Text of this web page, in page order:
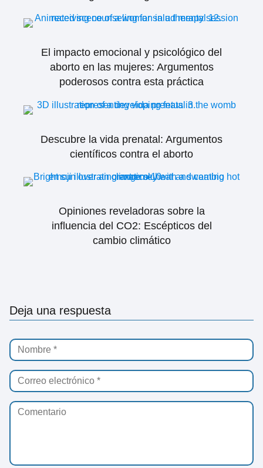
El impacto emocional y psicológico del
aborto en las mujeres: Argumentos
poderosos contra esta práctica
Descubre la vida prenatal: Argumentos
científicos contra el aborto
Opiniones reveladoras sobre la
influencia del CO2: Escépticos del
cambio climático
Deja una respuesta